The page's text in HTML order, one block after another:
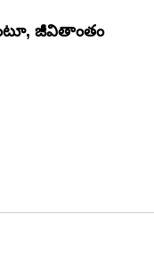
జీవితాంతం